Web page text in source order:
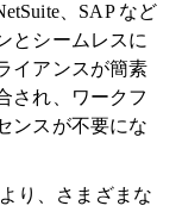
、SAP など
とシームレスに
イアンスが簡素
され、ワー​​クフ
ンスが不要にな
り、さまざまな